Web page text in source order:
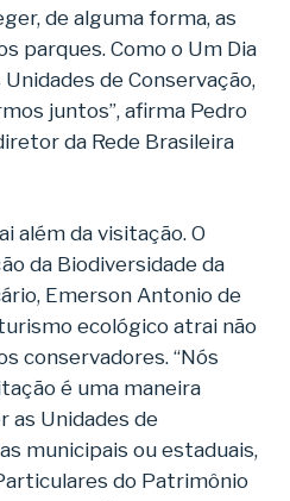
de alguma forma, as
parques. Como o Um Dia
de Conservação,
juntos”, afirma Pedro
da Rede Brasileira
além da visitação. O
da Biodiversidade da
Emerson Antonio de
ecológico atrai não
conservadores. “Nós
é uma maneira
as Unidades de
municipais ou estaduais,
do Patrimônio